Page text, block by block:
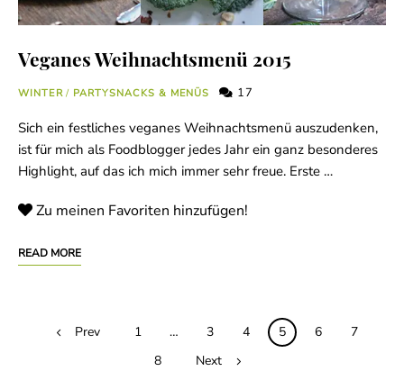
Veganes Weihnachtsmenü 2015
WINTER/ PARTYSNACKS & MENÜS 17
Sich ein festliches veganes Weihnachtsmenü auszudenken,
ist für mich als Foodblogger jedes Jahr ein ganz besonderes
Highlight, auf das ich mich immer sehr freue. Erste …
Zu meinen Favoriten hinzufügen!
READ MORE
Posts
Prev 1 … 3 4 5 6
7
8
Next